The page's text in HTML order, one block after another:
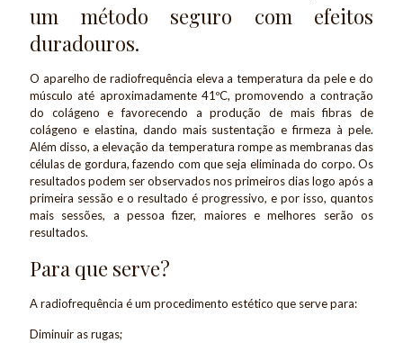
um método seguro com efeitos
duradouros.
O aparelho de radiofrequência eleva a temperatura da pele e do
músculo até aproximadamente 41ºC, promovendo a contração
do colágeno e favorecendo a produção de mais fibras de
colágeno e elastina, dando mais sustentação e firmeza à pele.
Além disso, a elevação da temperatura rompe as membranas das
células de gordura, fazendo com que seja eliminada do corpo. Os
resultados podem ser observados nos primeiros dias logo após a
primeira sessão e o resultado é progressivo, e por isso, quantos
mais sessões, a pessoa fizer, maiores e melhores serão os
resultados.
Para que serve?
A radiofrequência é um procedimento estético que serve para:
Diminuir as rugas;